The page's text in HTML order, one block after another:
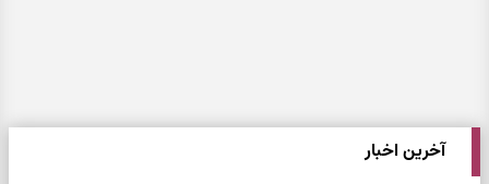
آخرین اخبار